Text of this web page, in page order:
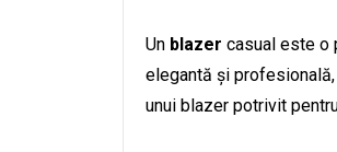
Un blazer casual este o
elegantă și
unui blazer potrivit